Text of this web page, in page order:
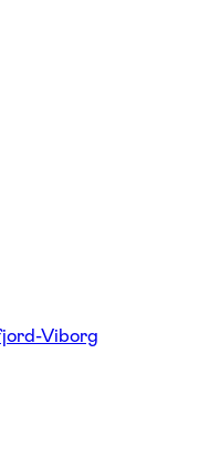
Viborg